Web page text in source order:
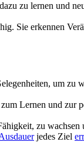
zu lernen und
Sie erkennen
um
Lernen und
zu
jedes Ziel